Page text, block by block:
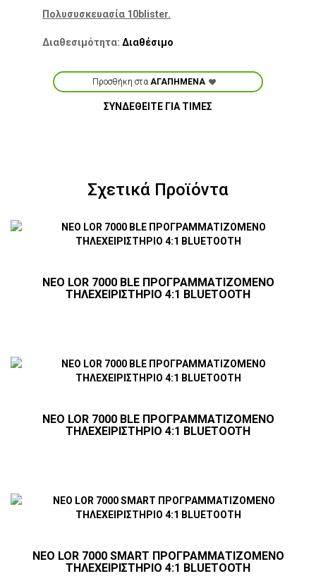
Πολυσυσκευασία 10blister.
Διαθεσιμότητα: Διαθέσιμο
Προσθήκη στα ΑΓΑΠΗΜΕΝΑ
ΣΥΝΔΕΘΕΙΤΕ ΓΙΑ ΤΙΜΕΣ
Σχετικά Προϊόντα
NEO LOR 7000 BLE ΠΡΟΓΡΑΜΜΑΤΙΖΟΜΕΝΟ
ΤΗΛΕΧΕΙΡΙΣΤΗΡΙΟ 4:1 BLUETOOTH
NEO LOR 7000 BLE ΠΡΟΓΡΑΜΜΑΤΙΖΟΜΕΝΟ
ΤΗΛΕΧΕΙΡΙΣΤΗΡΙΟ 4:1 BLUETOOTH
NEO LOR 7000 SMART ΠΡΟΓΡΑΜΜΑΤΙΖΟΜΕΝΟ
ΤΗΛΕΧΕΙΡΙΣΤΗΡΙΟ 4:1 BLUETOOTH